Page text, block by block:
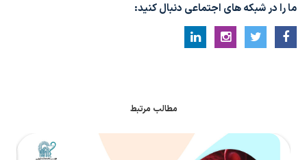
ما را در شبکه های اجتماعی دنبال کنید:
مطالب مرتبط